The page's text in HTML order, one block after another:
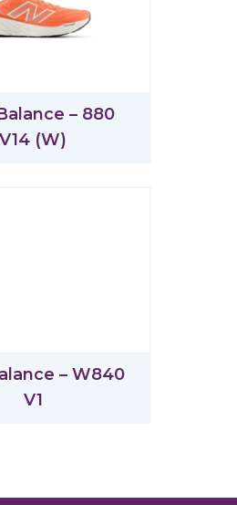
– 880
V14 (W)
– W840
V1